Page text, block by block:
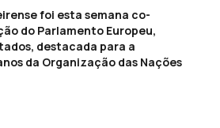
foi esta semana co-
do Parlamento Europeu,
destacada para a
da Organização das Nações